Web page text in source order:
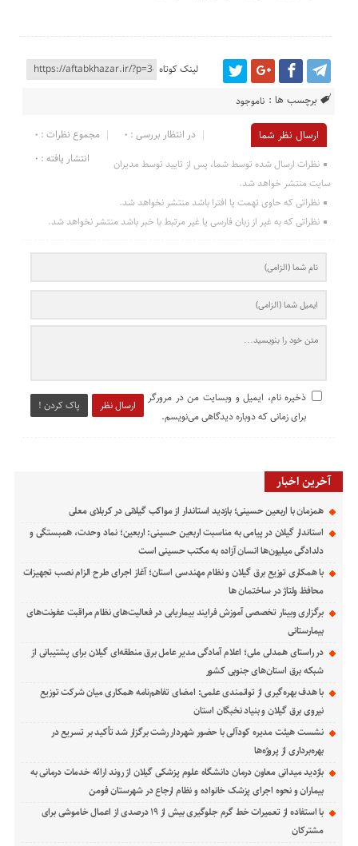
لینک کوتاه
برچسب ها : ناموجود
ارسال نظر شما مجموع نظرات : 0
در انتظار بررسی : 0
انتشار یافته : 0
نظرات ارسال شده توسط شما، پس از تایید توسط مدیران
سایت منتشر خواهد شد.
نظراتی که حاوی تهمت یا افترا باشد منتشر نخواهد شد.
نظراتی که به غیر از زبان فارسی یا غیر مرتبط با خبر باشد منتشر نخواهد شد.
ارسال نظر پاک کردن !
ذخیره نام، ایمیل و وبسایت من در مرورگر
برای زمانی که دوباره دیدگاهی می‌نویسم.
آخرین اخبار
همزمان با اربعین حسینی؛ بازدید استاندار از مواکب گیلانی در کربلای معلی
استاندار گیلان در پیامی به مناسبت اربعین حسینی: اربعین؛ نماد وحدت، همبستگی و
دلدادگی میلیون‌ها انسان آزاده به مکتب حسینی است
با همکاری توزیع برق گیلان و نظام مهندسی استان؛ آغاز اجرای طرح الزام نصب تجهیزات
محافظ ولتاژ در ساختمان ها
برگزاری وبینار تخصصی آموزش فرایند بیماریابی در فعالیت‌های نظام مراقبت عفونت‌های
بیمارستانی
در راستای همدلی ملی؛ اعلام آمادگی مدیر عامل برق منطقه‌ای گیلان برای پشتیبانی از
شبكه برق استان‌های جنوبی كشور
با هدف بهره‌گیری از توانمندی علمی: امضای تفاهم‌نامه همكاری میان شركت توزیع
نیروی برق گیلان و بنیاد نخبگان استان
نشست هیئت مدیره کودآلی با حضور شهردار رشت برگزار شد تأکید بر تسریع در
بهره‌برداری از پروژه‌ها
بازدید میدانی معاون درمان دانشگاه علوم پزشکی گیلان از روند ارائه خدمات درمانی به
بیماران و نحوه اجرای پزشک خانواده و نظام ارجاع در شهرستان فومن
با استفاده از تعمیرات خط گرم جلوگیری بیش از ۱۹ درصدی از اعمال خاموشی برای
مشتركان